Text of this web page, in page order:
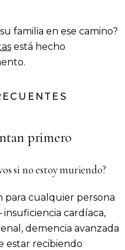
familia en ese camino?
está hecho
primero
si no estoy muriendo?
para cualquier persona
cardíaca,
demencia avanzada
estar recibiendo